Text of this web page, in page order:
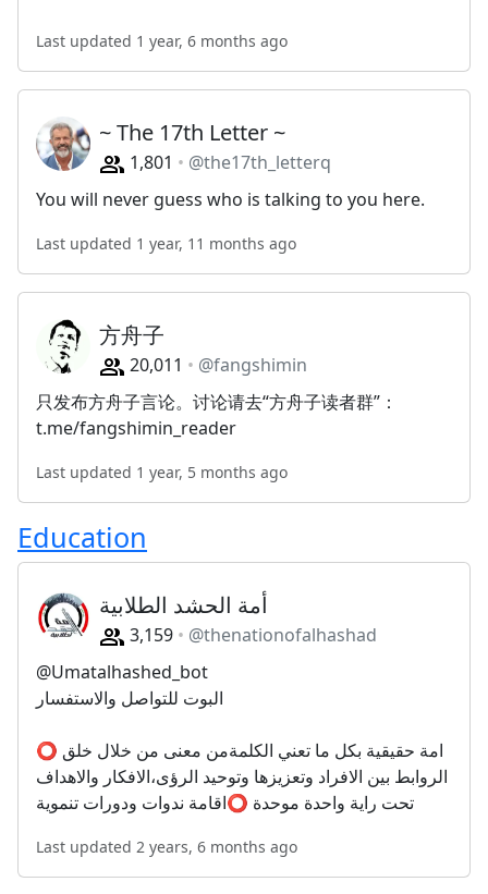
Last updated 1 year, 6 months ago
~ The 17th Letter ~
1,801
@the17th_letterq
You will never guess who is talking to you here.
Last updated 1 year, 11 months ago
方舟子
20,011
@fangshimin
只发布方舟子言论。讨论请去“方舟子读者群”：
t.me/fangshimin_reader
Last updated 1 year, 5 months ago
Education
أمة الحشد الطلابية
3,159
@thenationofalhashad
@Umatalhashed_bot
البوت للتواصل والاستفسار
⭕ امة حقيقية بكل ما تعني الكلمةمن معنى من خلال خلق
الروابط بين الافراد وتعزيزها وتوحيد الرؤى،الافكار والاهداف
تحت راية واحدة موحدة ⭕اقامة ندوات ودورات تنموية
Last updated 2 years, 6 months ago